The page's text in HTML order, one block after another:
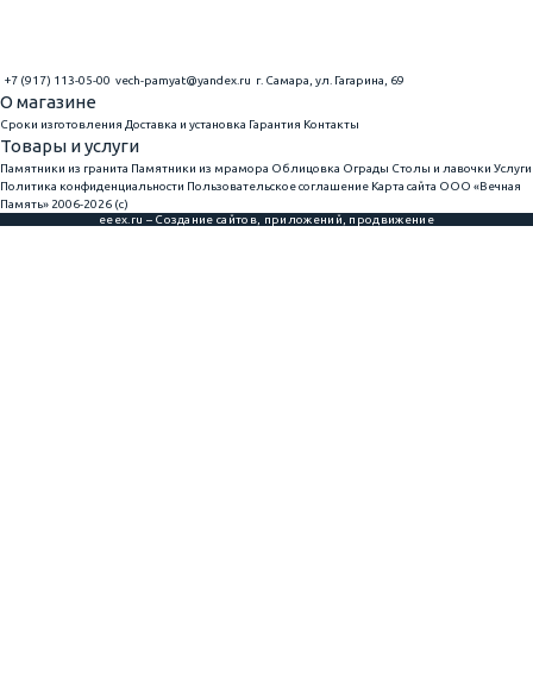
+7 (917) 113-05-00 vech-pamyat@yandex.ru г. Самара, ул. Гагарина, 69
О магазине
Сроки изготовления Доставка и установка Гарантия Контакты
Товары и услуги
Памятники из гранита Памятники из мрамора Облицовка Ограды Столы и лавочки Услуги
Политика конфиденциальности Пользовательское соглашение Карта сайта ООО «Вечная
Память» 2006-2026 (с)
eeex.ru – Создание сайтов, приложений, продвижение